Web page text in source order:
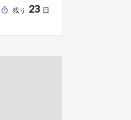
残り 23 日